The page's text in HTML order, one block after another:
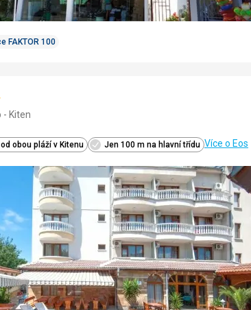
FAKTOR 100
- Kiten
obou pláží v Kitenu Jen 100 m na hlavní třídu Více o Eos